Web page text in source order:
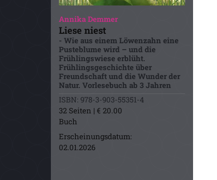
Annika Demmer
Liese niest
- Wie aus einem Löwenzahn eine
Pusteblume wird – und die
Frühlingswiese erblüht.
Frühlingsgeschichte über
Freundschaft und die Wunder der
Natur. Vorlesebuch ab 3 Jahren
ISBN: 978-3-903-55351-4
32 Seiten | € 20.00
Buch
Erscheinungsdatum:
02.01.2026